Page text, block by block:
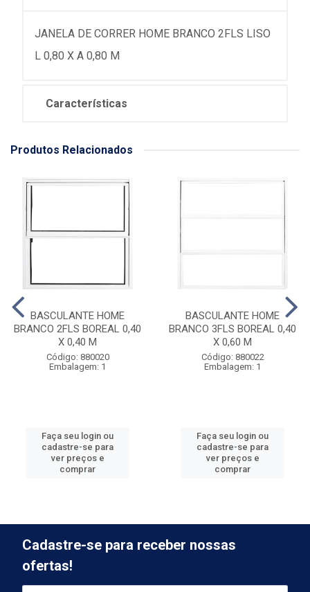
JANELA DE CORRER HOME BRANCO 2FLS LISO
L 0,80 X A 0,80 M
Características
Produtos Relacionados
BASCULANTE HOME
BRANCO 2FLS BOREAL 0,40
X 0,40 M
Código: 880020
Embalagem: 1
Faça seu login ou
cadastre-se para
ver preços e
comprar
BASCULANTE HOME
BRANCO 3FLS BOREAL 0,40
X 0,60 M
Código: 880022
Embalagem: 1
Faça seu login ou
cadastre-se para
ver preços e
comprar
Cadastre-se para receber nossas
ofertas!